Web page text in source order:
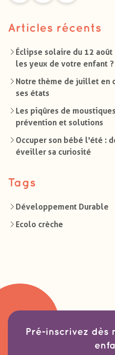
Articles récents
Éclipse solaire du 12
les yeux de votre enfant ?
Notre thème de juillet en
ses états
Les piqûres de
prévention et solutions
Occuper son bébé l'été :
éveiller sa curiosité
Tags
Développement Durable
Ecolo crèche
Pré-inscrivez dès